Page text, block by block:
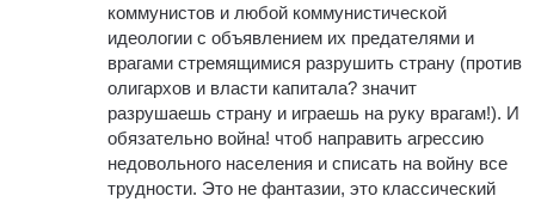
коммунистов и любой коммунистической
идеологии с объявлением их предателями и
врагами стремящимися разрушить страну (против
олигархов и власти капитала? значит
разрушаешь страну и играешь на руку врагам!). И
обязательно война! чтоб направить агрессию
недовольного населения и списать на войну все
трудности. Это не фантазии, это классический